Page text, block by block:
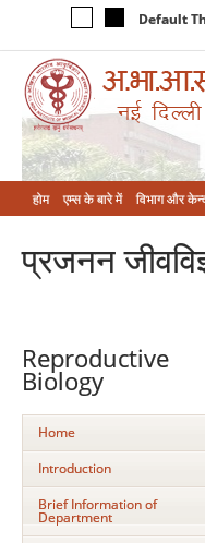
Default
होम एम्‍स के बारे में विभाग और
प्रजनन
Reproductive
Biology
Home
Introduction
Brief Information of
Department